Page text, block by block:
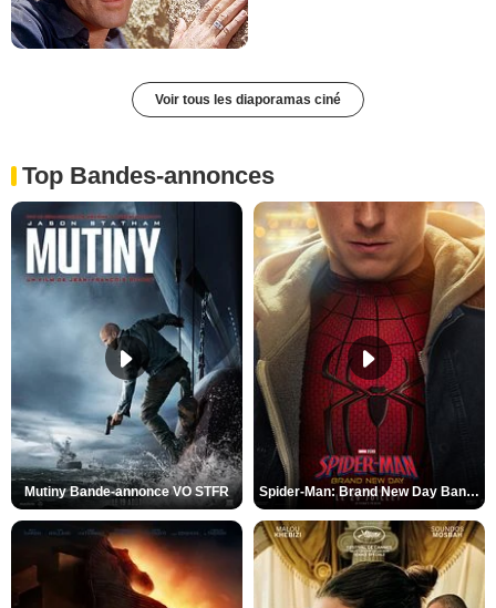
Voir tous les diaporamas ciné
Top Bandes-annonces
Mutiny Bande-annonce VO STFR Spider-Man: Brand New Day Bande-annonce VO STFR